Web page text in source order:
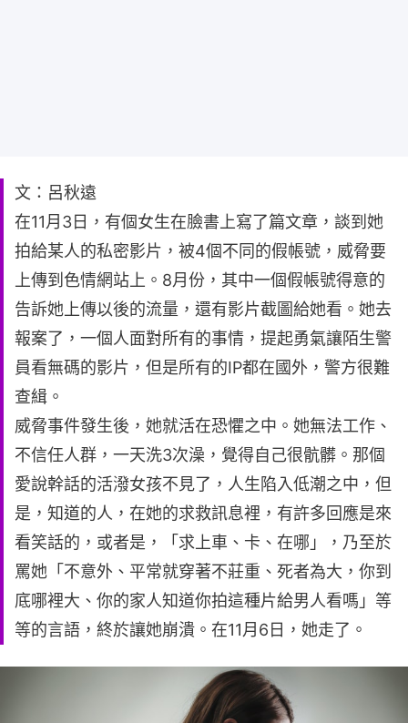
文：呂秋遠
在11月3日，有個女生在臉書上寫了篇文章，談到她
拍給某人的私密影片，被4個不同的假帳號，威脅要
上傳到色情網站上。8月份，其中一個假帳號得意的
告訴她上傳以後的流量，還有影片截圖給她看。她去
報案了，一個人面對所有的事情，提起勇氣讓陌生警
員看無碼的影片，但是所有的IP都在國外，警方很難
查緝。
威脅事件發生後，她就活在恐懼之中。她無法工作、
不信任人群，一天洗3次澡，覺得自己很骯髒。那個
愛說幹話的活潑女孩不見了，人生陷入低潮之中，但
是，知道的人，在她的求救訊息裡，有許多回應是來
看笑話的，或者是，「求上車、卡、在哪」，乃至於
罵她「不意外、平常就穿著不莊重、死者為大，你到
底哪裡大、你的家人知道你拍這種片給男人看嗎」等
等的言語，終於讓她崩潰。在11月6日，她走了。